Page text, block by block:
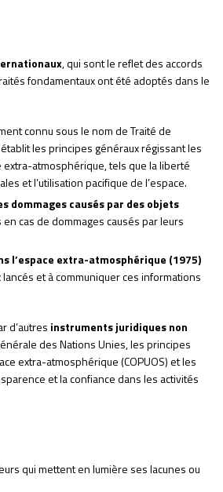
, qui sont le reflet des accords
fondamentaux ont été adoptés dans le
connu sous le nom de Traité de
les principes généraux régissant les
extra-atmosphérique, tels que la liberté
et l’utilisation pacifique de l’espace.
dommages causés par des objets
cas de dommages causés par leurs
l’espace extra-atmosphérique (1975)
et à communiquer ces informations
d’autres instruments juridiques non
des Nations Unies, les principes
extra-atmosphérique (COPUOS) et les
et la confiance dans les activités
qui mettent en lumière ses lacunes ou